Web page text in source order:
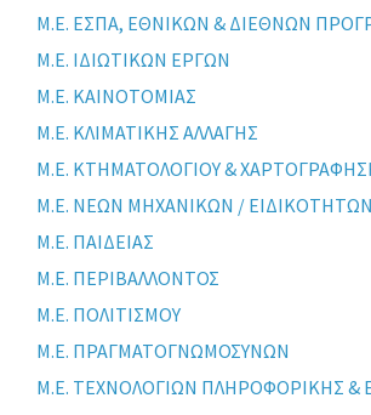
Μ.Ε. ΕΣΠΑ, ΕΘΝΙΚΩΝ & ΔΙΕΘΝΩΝ
Μ.Ε. ΙΔΙΩΤΙΚΩΝ ΕΡΓΩΝ
Μ.Ε. ΚΑΙΝΟΤΟΜΙΑΣ
Μ.Ε. ΚΛΙΜΑΤΙΚΗΣ ΑΛΛΑΓΗΣ
Μ.Ε. ΚΤΗΜΑΤΟΛΟΓΙΟΥ &
Μ.Ε. ΝΕΩΝ ΜΗΧΑΝΙΚΩΝ / ΕΙΔΙΚΟΤΗΤΩΝ
Μ.Ε. ΠΑΙΔΕΙΑΣ
Μ.Ε. ΠΕΡΙΒΑΛΛΟΝΤΟΣ
Μ.Ε. ΠΟΛΙΤΙΣΜΟΥ
Μ.Ε. ΠΡΑΓΜΑΤΟΓΝΩΜΟΣΥΝΩΝ
Μ.Ε. ΤΕΧΝΟΛΟΓΙΩΝ ΠΛΗΡΟΦΟΡΙΚΗΣ &